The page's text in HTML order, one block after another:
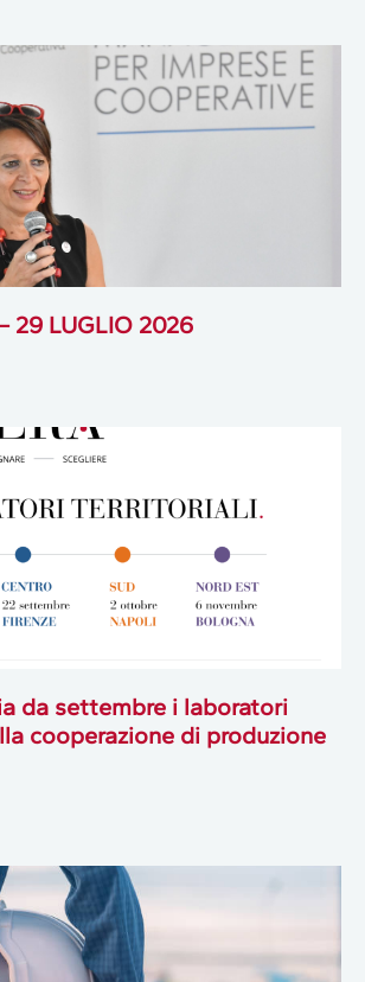
29 LUGLIO 2026
da settembre i laboratori
cooperazione di produzione